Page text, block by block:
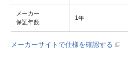
メーカー
保証年数
1年
メーカーサイトで仕様を確認する